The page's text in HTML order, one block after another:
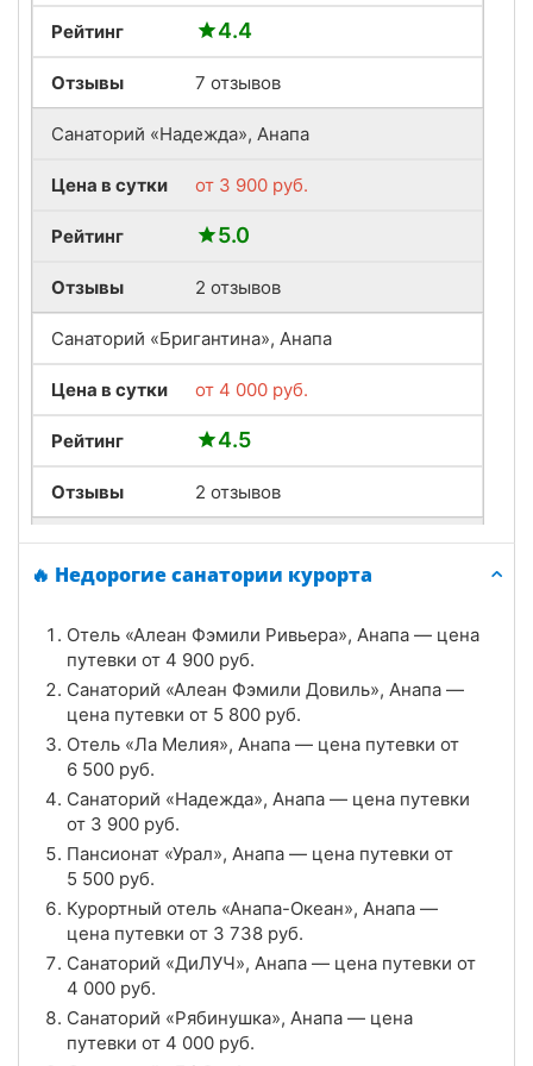
Рейтинг 4.4
Отзывы 7 отзывов
Санаторий «Надежда», Анапа
Цена в сутки от 3 900 руб.
Рейтинг 5.0
Отзывы 2 отзывов
Санаторий «Бригантина», Анапа
Цена в сутки от 4 000 руб.
Рейтинг 4.5
Отзывы 2 отзывов
Санаторий «ДиЛУЧ», Анапа
Цена в сутки 4 000 руб.
Рейтинг 4.7
Отзывы 6 отзывов
Санаторий «Рябинушка», Анапа
Цена в сутки от4 000 руб.
Рейтинг 4.7
Отзывы 3 отзывов
Санатории «Аквамарин», Анапа
Цена в сутки
Рейтинг 4.6
🔥 Недорогие санатории курорта
Отель «Алеан Фэмили Ривьера», Анапа — цена
путевки от 4 900 руб.
Санаторий «Алеан Фэмили Довиль», Анапа —
цена путевки от 5 800 руб.
Отель «Ла Мелия», Анапа — цена путевки от
6 500 руб.
Санаторий «Надежда», Анапа — цена путевки
от 3 900 руб.
Пансионат «Урал», Анапа — цена путевки от
5 500 руб.
Курортный отель «Анапа-Океан», Анапа —
цена путевки от 3 738 руб.
Санаторий «ДиЛУЧ», Анапа — цена путевки от
4 000 руб.
Санаторий «Рябинушка», Анапа — цена
путевки от 4 000 руб.